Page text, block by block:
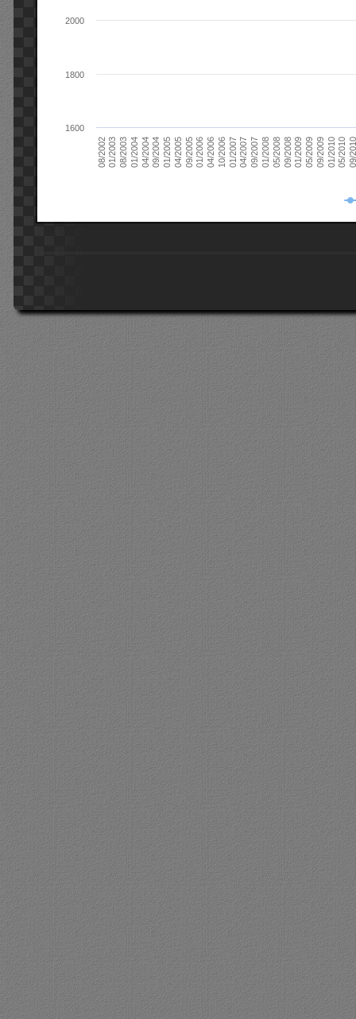
08/200201/200308/200301/200404/200409/200401/200504/200509/200501/200604/200610/200601/200704/200709/200701/200805/200809/200801/200905/200909/200901/201005/201009/
1600
1800
2000